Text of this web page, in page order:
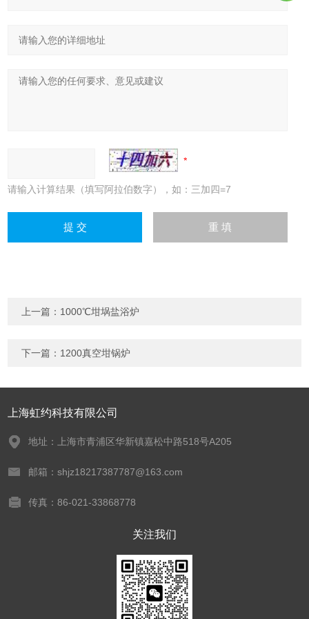
请输入计算结果（填写阿拉伯数字），如：三加四=7
上一篇： 1000℃坩埚盐浴炉
下一篇： 1200真空坩锅炉
上海虹约科技有限公司
地址：上海市青浦区华新镇嘉松中路518号A205
邮箱：shjz18217387787@163.com
传真：86-021-33868778
关注我们